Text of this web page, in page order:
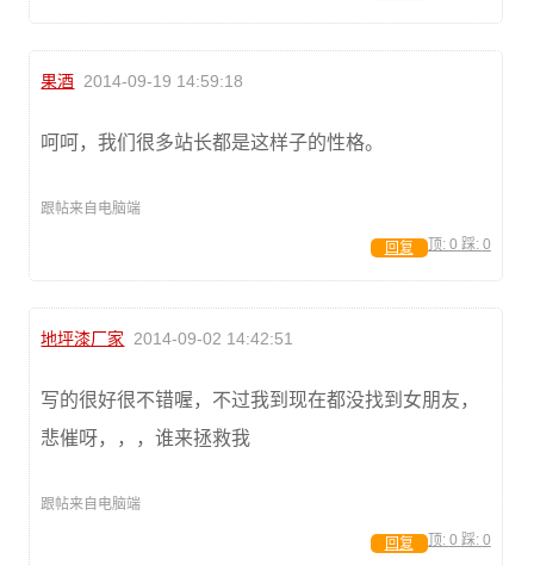
果酒 2014-09-19 14:59:18
呵呵，我们很多站长都是这样子的性格。
跟帖来自电脑端
顶: 0 踩: 0
回复
地坪漆厂家 2014-09-02 14:42:51
写的很好很不错喔，不过我到现在都没找到女朋友，
悲催呀，，，谁来拯救我
跟帖来自电脑端
顶: 0 踩: 0
回复